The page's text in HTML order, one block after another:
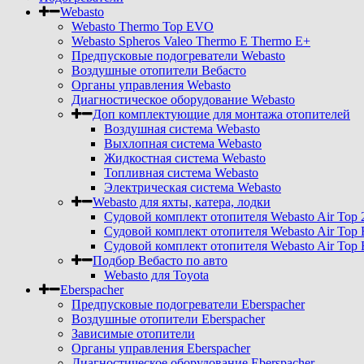
Webasto
Webasto Thermo Top EVO
Webasto Spheros Valeo Thermo E Thermo E+
Предпусковые подогреватели Webasto
Воздушные отопители Вебасто
Органы управления Webasto
Диагностическое оборудование Webasto
Доп комплектующие для монтажа отопителей
Воздушная система Webasto
Выхлопная система Webasto
Жидкостная система Webasto
Топливная система Webasto
Электрическая система Webasto
Webasto для яхты, катера, лодки
Судовой комплект отопителя Webasto Air Top
Судовой комплект отопителя Webasto Air Top
Судовой комплект отопителя Webasto Air Top
Подбор Вебасто по авто
Webasto для Toyota
Eberspacher
Предпусковые подогреватели Eberspacher
Воздушные отопители Eberspacher
Зависимые отопители
Органы управления Eberspacher